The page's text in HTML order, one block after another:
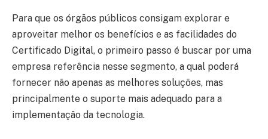
Para que os órgãos públicos consigam explorar e
aproveitar melhor os benefícios e as facilidades do
Certificado Digital, o primeiro passo é buscar por uma
empresa referência nesse segmento, a qual poderá
fornecer não apenas as melhores soluções, mas
principalmente o suporte mais adequado para a
implementação da tecnologia.